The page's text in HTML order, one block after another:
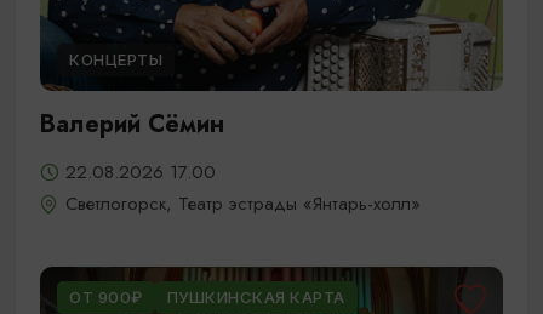
КОНЦЕРТЫ
Валерий Сёмин
22.08.2026 17.00
Светлогорск, Театр эстрады «Янтарь-холл»
ОТ 900₽ ПУШКИНСКАЯ КАРТА